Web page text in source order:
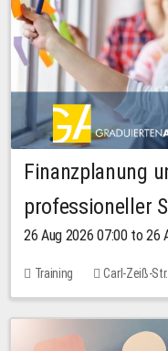
Finanzplanung
professioneller
26 Aug 2026 07:00 to 26
Training Carl-Zeiß-
20.00 EUR